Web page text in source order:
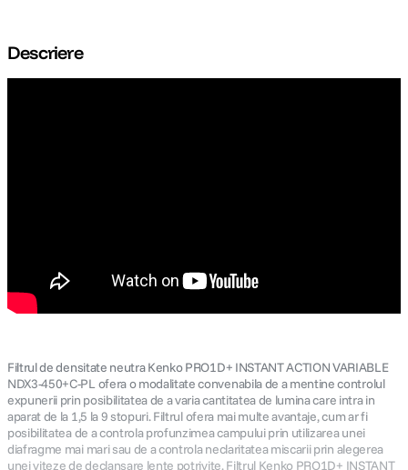
Descriere
Filtrul de densitate neutra Kenko PRO1D+ INSTANT ACTION VARIABLE
NDX3-450+C-PL ofera o modalitate convenabila de a mentine controlul
expunerii prin posibilitatea de a varia cantitatea de lumina care intra in
aparat de la 1,5 la 9 stopuri. Filtrul ofera mai multe avantaje, cum ar fi
posibilitatea de a controla profunzimea campului prin utilizarea unei
diafragme mai mari sau de a controla neclaritatea miscarii prin alegerea
unei viteze de declansare lente potrivite. Filtrul Kenko PRO1D+ INSTANT